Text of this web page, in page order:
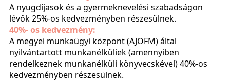
A nyugdíjasok és a gyermeknevelési szabadságon
lévők 25%-os kedvezményben részesülnek.
40%- os kedvezmény:
A megyei munkaügyi központ (AJOFM) által
nyilvántartott munkanélküliek (amennyiben
rendelkeznek munkanélküli könyvecskével) 40%-os
kedvezményben részesülnek.